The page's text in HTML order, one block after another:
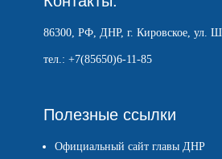
86300, РФ, ДНР, г. Кировское, ул.
тел.: +7(85650)6-11-85
Полезные ссылки
Официальный сайт главы ДНР